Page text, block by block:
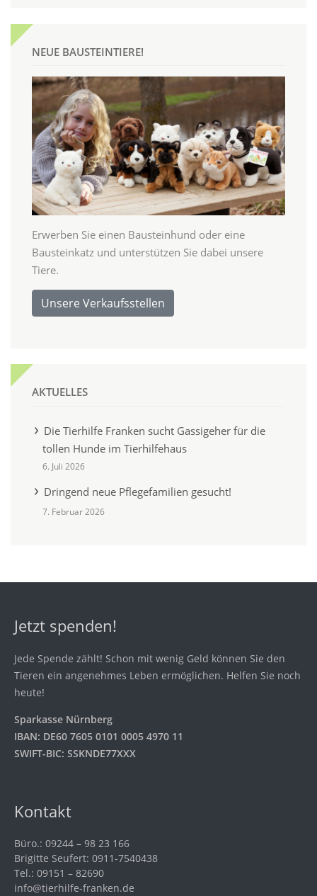
NEUE BAUSTEINTIERE!
Erwerben Sie einen Bausteinhund oder eine
Bausteinkatz und unterstützen Sie dabei unsere
Tiere.
Unsere Verkaufsstellen
AKTUELLES
Die Tierhilfe Franken sucht Gassigeher für die
tollen Hunde im Tierhilfehaus
6. Juli 2026
Dringend neue Pflegefamilien gesucht!
7. Februar 2026
Jetzt spenden!
Jede Spende zählt! Schon mit wenig Geld können Sie den
Tieren ein angenehmes Leben ermöglichen. Helfen Sie noch
heute!
Sparkasse Nürnberg
IBAN: DE60 7605 0101 0005 4970 11
SWIFT-BIC: SSKNDE77XXX
Kontakt
Büro.: 09244 – 98 23 166
Brigitte Seufert: 0911-7540438
Tel.: 09151 – 82690
info@tierhilfe-franken.de